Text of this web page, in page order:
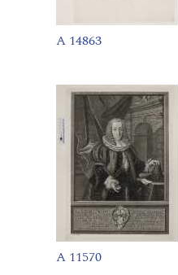
A 14863
A 11570